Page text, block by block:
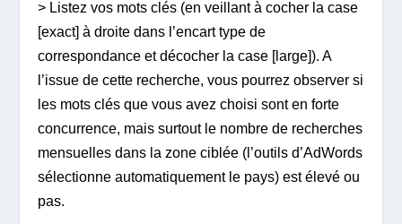
> Listez vos mots clés (en veillant à cocher la case
[exact] à droite dans l’encart type de
correspondance et décocher la case [large]). A
l’issue de cette recherche, vous pourrez observer si
les mots clés que vous avez choisi sont en forte
concurrence, mais surtout le nombre de recherches
mensuelles dans la zone ciblée (l’outils d’AdWords
sélectionne automatiquement le pays) est élevé ou
pas.